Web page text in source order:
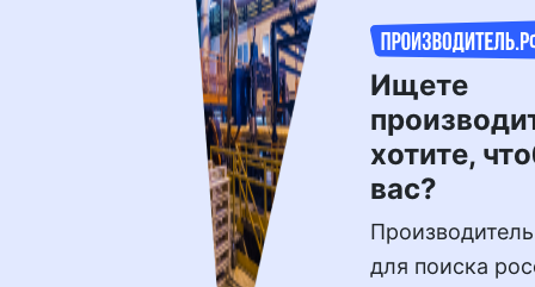
Ищете
хотите,
вас?
для поиска